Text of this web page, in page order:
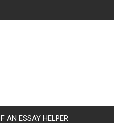
पर पैनी नजर" (IPN)इंडिया पब्लिक न्यूज।
AN ESSAY HELPER